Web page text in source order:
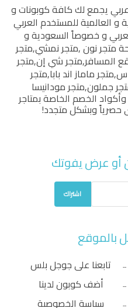
يجمع لك كافة كوبونات و
و العالمية للمستخدم العربي
و خصوصاً السعودية و
متجر نون,متجر نمشي,متجر
المسافر,متجر شي إن,متجر
,متجر ماماز اند بابا,متجر
جملون,متجر مودانيسا
الخصم الخاصة بمتاجر
حصرياً وبشكل متجدد!
أو عرض يفوتك
اشتراك
بالموقع
تابعنا على جوجل بلس
أضف كوبون لدينا
سياسة الخصوصية